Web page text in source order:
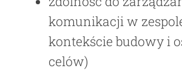
komunikacji w
kontekście budowy i
celów)